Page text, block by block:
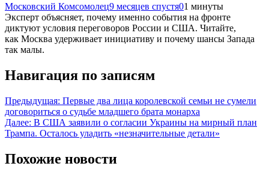
Московский Комсомолец9 месяцев спустя01 минуты
Эксперт объясняет, почему именно события на фронте
диктуют условия переговоров России и США. Читайте,
как Москва удерживает инициативу и почему шансы Запада
так малы.
Навигация по записям
Предыдущая: Первые два лица королевской семьи не сумели
договориться о судьбе младшего брата монарха
Далее: В США заявили о согласии Украины на мирный план
Трампа. Осталось уладить «незначительные детали»
Похожие новости